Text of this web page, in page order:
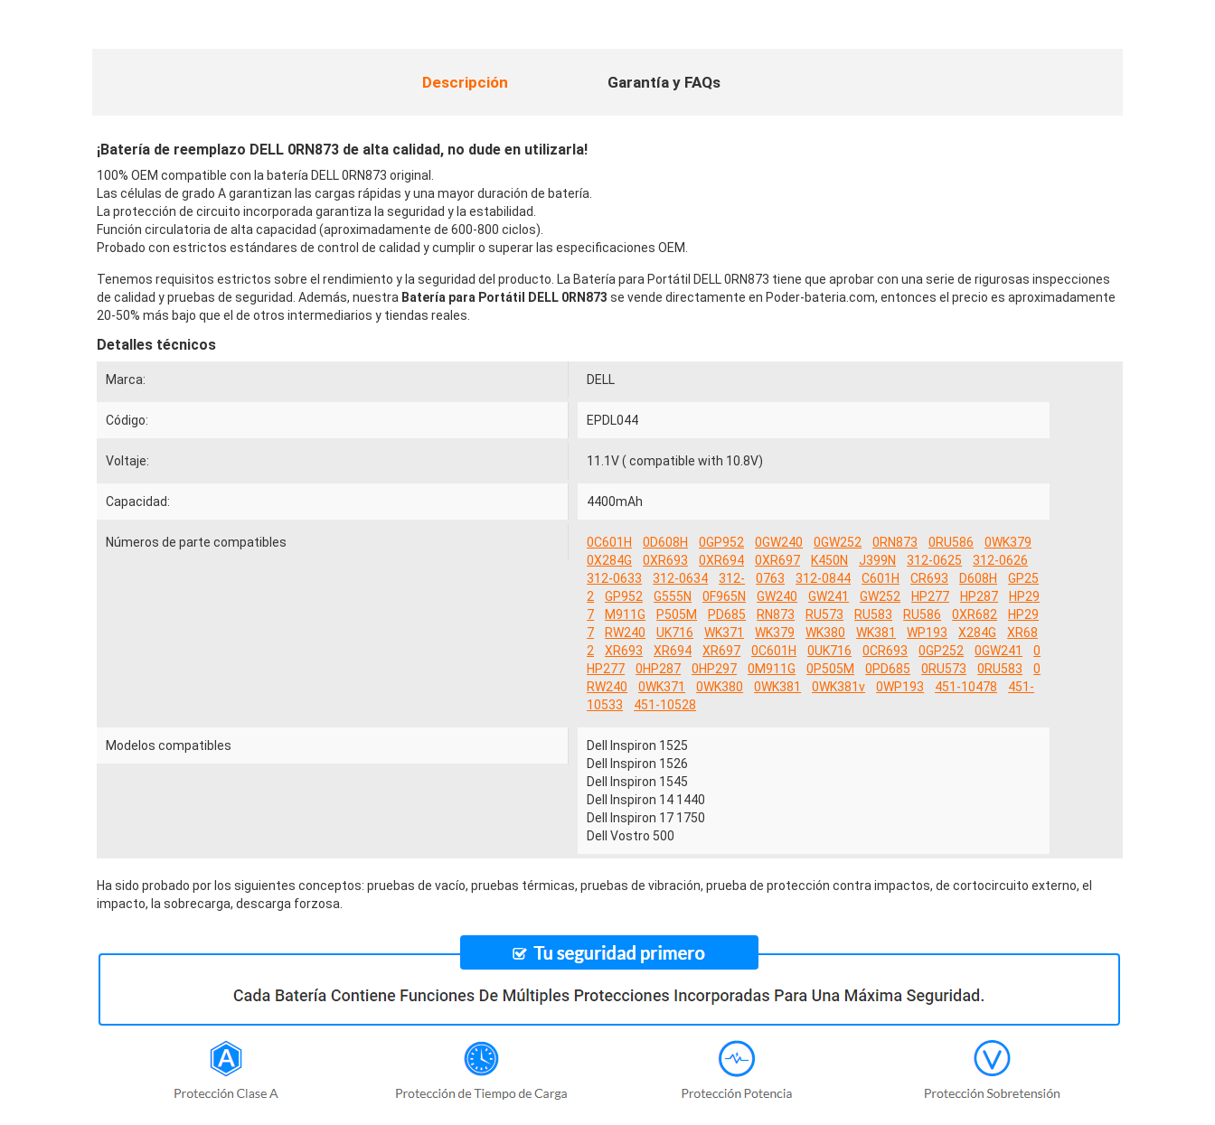
Descripción Garantía y FAQs
¡Batería de reemplazo DELL 0RN873 de alta calidad, no dude en utilizarla!
100% OEM compatible con la batería DELL 0RN873 original.
Las células de grado A garantizan las cargas rápidas y una mayor duración de batería.
La protección de circuito incorporada garantiza la seguridad y la estabilidad.
Función circulatoria de alta capacidad (aproximadamente de 600-800 ciclos).
Probado con estrictos estándares de control de calidad y cumplir o superar las especificaciones OEM.
Tenemos requisitos estrictos sobre el rendimiento y la seguridad del producto. La Batería para Portátil DELL 0RN873 tiene que aprobar con una serie de rigurosas inspecciones
de calidad y pruebas de seguridad. Además, nuestra Batería para Portátil DELL 0RN873 se vende directamente en Poder-bateria.com, entonces el precio es aproximadamente
20-50% más bajo que el de otros intermediarios y tiendas reales.
Detalles técnicos
Marca: DELL
Código: EPDL044
Voltaje: 11.1V ( compatible with 10.8V)
Capacidad: 4400mAh
Números de parte compatibles 0C601H 0D608H 0GP952 0GW240 0GW252 0RN873 0RU586
0WK379
0X284G
0XR693 0XR694 0XR697 K450N J399N 312-0625
312-0626
312-0633
312-0634 312- 0763 312-0844 C601H CR693 D608H
GP25
2
GP952 G555N 0F965N GW240 GW241 GW252 HP277 HP287
HP29
7
M911G P505M PD685 RN873 RU573 RU583 RU586 0XR682
HP29
7
RW240 UK716 WK371 WK379 WK380 WK381 WP193 X284G
XR68
2
XR693 XR694 XR697 0C601H 0UK716 0CR693 0GP252 0GW241
0
HP277
0HP287 0HP297 0M911G 0P505M 0PD685 0RU573 0RU583
0
RW240
0WK371 0WK380 0WK381 0WK381v 0WP193 451-10478
451-
10533
451-10528
Modelos compatibles
Dell Inspiron 1525
Dell Inspiron 1526
Dell Inspiron 1545
Dell Inspiron 14 1440
Dell Inspiron 17 1750
Dell Vostro 500
Ha sido probado por los siguientes conceptos: pruebas de vacío, pruebas térmicas, pruebas de vibración, prueba de protección contra impactos, de cortocircuito externo, el
impacto, la sobrecarga, descarga forzosa.